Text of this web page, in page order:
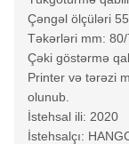
Çəngəl ölçüləri
Təkərləri mm:
Çəki göstərmə
Printer və tərəzi
olunub.
İstehsal ili: 2020
İstehsalçı: